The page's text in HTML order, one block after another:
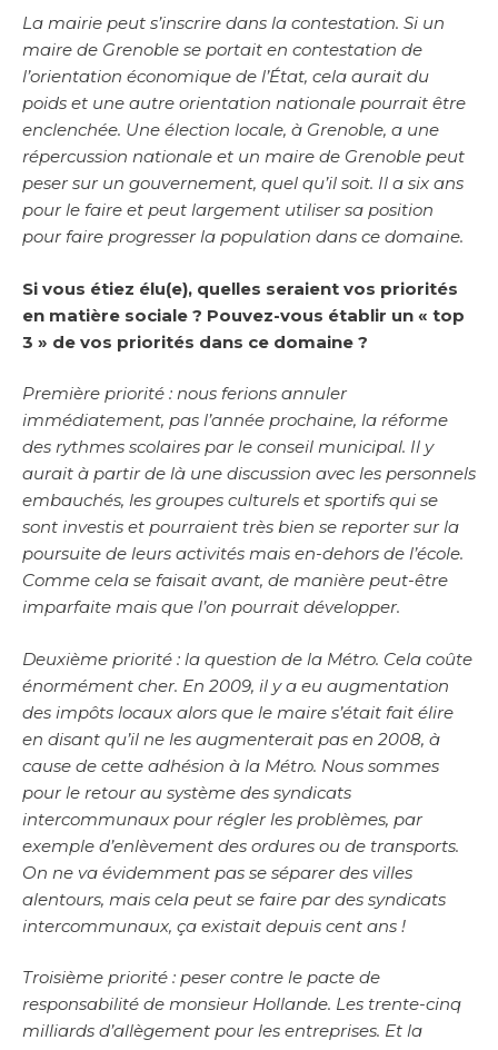
La mairie peut s’inscrire dans la contestation. Si un
maire de Grenoble se portait en contestation de
l’orientation économique de l’État, cela aurait du
poids et une autre orientation nationale pourrait être
enclenchée. Une élection locale, à Grenoble, a une
répercussion nationale et un maire de Grenoble peut
peser sur un gouvernement, quel qu’il soit. Il a six ans
pour le faire et peut largement utiliser sa position
pour faire progresser la population dans ce domaine.
Si vous étiez élu(e), quelles seraient vos priorités
en matière sociale ? Pouvez-vous établir un « top
3 » de vos priorités dans ce domaine ?
Première priorité : nous ferions annuler
immédiatement, pas l’année prochaine, la réforme
des rythmes scolaires par le conseil municipal. Il y
aurait à partir de là une discussion avec les personnels
embauchés, les groupes culturels et sportifs qui se
sont investis et pourraient très bien se reporter sur la
poursuite de leurs activités mais en-dehors de l’école.
Comme cela se faisait avant, de manière peut-être
imparfaite mais que l’on pourrait développer.
Deuxième priorité : la question de la Métro. Cela coûte
énormément cher. En 2009, il y a eu augmentation
des impôts locaux alors que le maire s’était fait élire
en disant qu’il ne les augmenterait pas en 2008, à
cause de cette adhésion à la Métro. Nous sommes
pour le retour au système des syndicats
intercommunaux pour régler les problèmes, par
exemple d’enlèvement des ordures ou de transports.
On ne va évidemment pas se séparer des villes
alentours, mais cela peut se faire par des syndicats
intercommunaux, ça existait depuis cent ans !
Troisième priorité : peser contre le pacte de
responsabilité de monsieur Hollande. Les trente-cinq
milliards d’allègement pour les entreprises. Et la